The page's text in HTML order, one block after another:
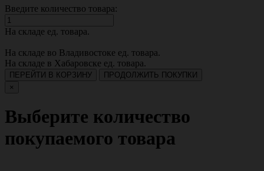
Введите количество товара:
На складе ед. товара.
На складе во Владивостоке ед. товара.
На складе в Хабаровске ед. товара.
ПЕРЕЙТИ В КОРЗИНУ
ПРОДОЛЖИТЬ ПОКУПКИ
×
Выберите количество
покупаемого товара